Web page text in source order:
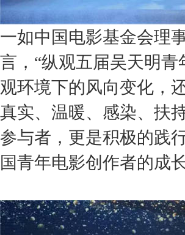
一如中国电影基金会理
言， “纵观五届吴天明
观环境下的风向变化，
真实、温暖、感染、扶
参与者，更是积极的践
国青年电影创作者的成